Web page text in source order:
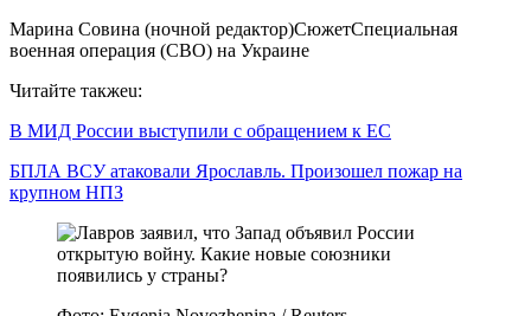
Марина Совина (ночной редактор)СюжетСпециальная
военная операция (СВО) на Украине
Читайте такжеu:
В МИД России выступили с обращением к ЕС
БПЛА ВСУ атаковали Ярославль. Произошел пожар на
крупном НПЗ